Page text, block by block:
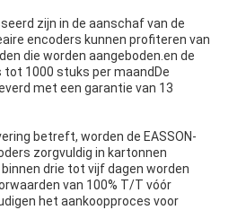
zijn in de aanschaf van de
encoders kunnen profiteren van
die worden aangeboden.en de
1000 stuks per maandDe
met een garantie van 13
betreft, worden de EASSON-
zorgvuldig in kartonnen
drie tot vijf dagen worden
van 100% T/T vóór
het aankoopproces voor